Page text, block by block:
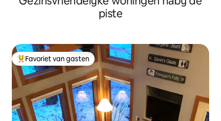
piste
Topfavoriet van gasten
Favoriet van gasten